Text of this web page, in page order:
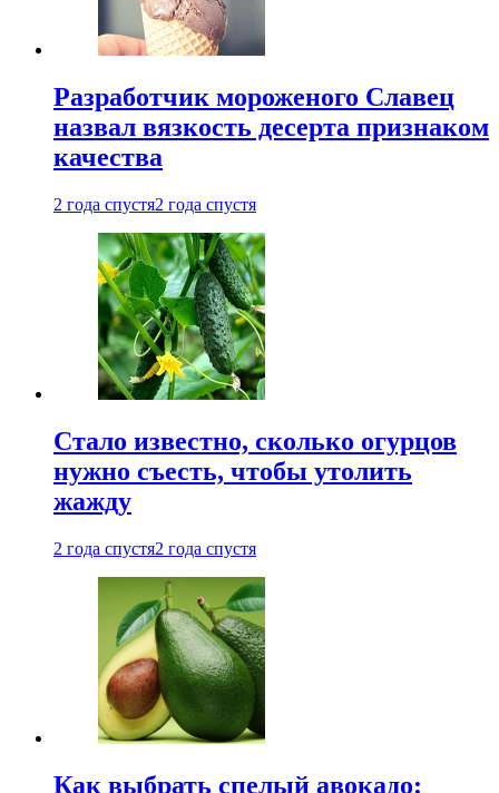
Разработчик мороженого Славец
назвал вязкость десерта признаком
качества
2 года спустя2 года спустя
Стало известно, сколько огурцов
нужно съесть, чтобы утолить
жажду
2 года спустя2 года спустя
Как выбрать спелый авокадо: